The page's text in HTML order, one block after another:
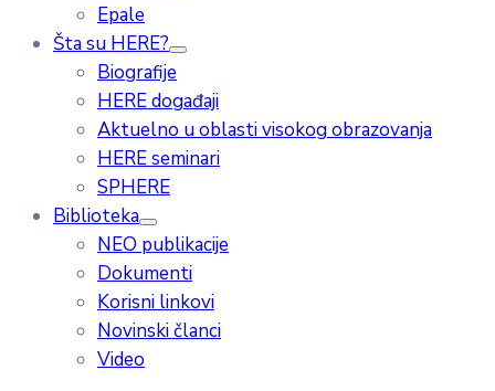
Epale
Šta su HERE?
Biografije
HERE događaji
Aktuelno u oblasti visokog obrazovanja
HERE seminari
SPHERE
Biblioteka
NEO publikacije
Dokumenti
Korisni linkovi
Novinski članci
Video